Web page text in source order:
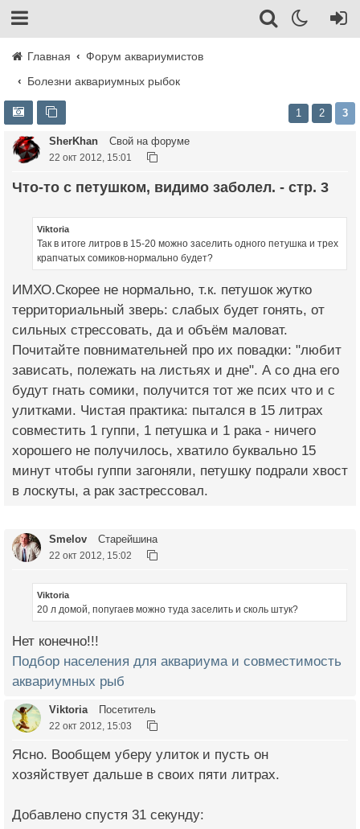
Главная
Форум аквариумистов
Болезни аквариумных рыбок
1 2 3
SherKhan Свой на форуме
22 окт 2012, 15:01
Что-то с петушком, видимо заболел. - стр. 3
Viktoria
Так в итоге литров в 15-20 можно заселить одного петушка и трех
крапчатых сомиков-нормально будет?
ИМХО.Скорее не нормально, т.к. петушок жутко
территориальный зверь: слабых будет гонять, от
сильных стрессовать, да и объём маловат.
Почитайте повнимательней про их повадки: "любит
зависать, полежать на листьях и дне". А со дна его
будут гнать сомики, получится тот же псих что и с
улитками. Чистая практика: пытался в 15 литрах
совместить 1 гуппи, 1 петушка и 1 рака - ничего
хорошего не получилось, хватило буквально 15
минут чтобы гуппи загоняли, петушку подрали хвост
в лоскуты, а рак застрессовал.
Smelov Старейшина
22 окт 2012, 15:02
Viktoria
20 л домой, попугаев можно туда заселить и сколь штук?
Нет конечно!!!
Подбор населения для аквариума и совместимость
аквариумных рыб
Viktoria Посетитель
22 окт 2012, 15:03
Ясно. Вообщем уберу улиток и пусть он
хозяйствует дальше в своих пяти литрах.
Добавлено спустя 31 секунду: